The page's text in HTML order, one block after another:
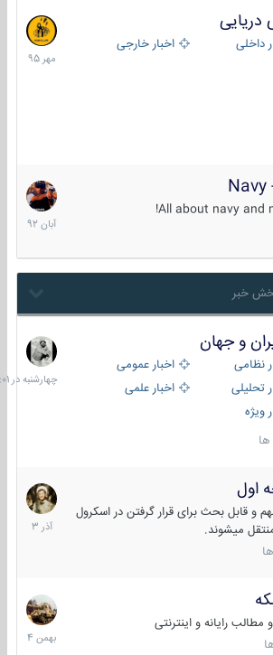
اخبار خارجی
27
مهر
1395
All about navy
22
آبان
1392
و جهان
اخبار عمومی
اخبار علمی
در
06:01
و قابل بحث برای قرار گرفتن در اسکرول
میشوند.
7
آذر
1403
رایانه و اینترنتی
30
بهمن
1404